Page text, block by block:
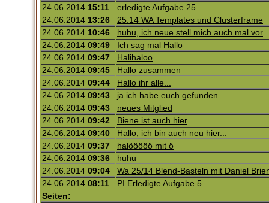
24.06.2014 15:11
erledigte Aufgabe 25
24.06.2014 13:26
25.14 WA Templates und Clusterframe
24.06.2014 10:46
huhu, ich neue stell mich auch mal vor
24.06.2014 09:49
Ich sag mal Hallo
24.06.2014 09:47
Halihaloo
24.06.2014 09:45
Hallo zusammen
24.06.2014 09:44
Hallo ihr alle...
24.06.2014 09:43
ja ich habe euch gefunden
24.06.2014 09:43
neues Mitglied
24.06.2014 09:42
Biene ist auch hier
24.06.2014 09:40
Hallo, ich bin auch neu hier...
24.06.2014 09:37
halööööö mit ö
24.06.2014 09:36
huhu
24.06.2014 09:04
Wa 25/14 Blend-Basteln mit Daniel
24.06.2014 08:11
PI Erledigte Aufgabe 5
Seiten: